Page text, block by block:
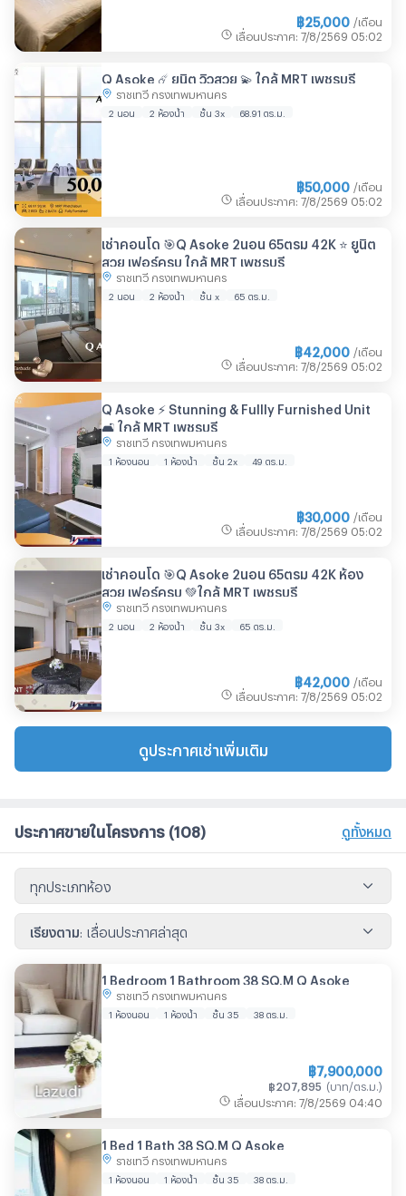
฿25,000 /เดือน
เลื่อนประกาศ : 7/8/2569 05:02
Q Asoke ☄️ ยูนิต วิวสวย 💫 ใกล้ MRT เพชรบุรี
ราชเทวี กรุงเทพมหานคร
2 นอน 2 ห้องน้ำ ชั้น 3x 68.91 ตร.ม.
฿50,000 /เดือน
เลื่อนประกาศ : 7/8/2569 05:02
เช่าคอนโด 🎯Q Asoke 2นอน 65ตรม 42K ⭐ ยูนิต
สวย เฟอร์ครบ ใกล้ MRT เพชรบุรี
ราชเทวี กรุงเทพมหานคร
2 นอน 2 ห้องน้ำ ชั้น x 65 ตร.ม.
฿42,000 /เดือน
เลื่อนประกาศ : 7/8/2569 05:02
Q Asoke ⚡ Stunning & Fullly Furnished Unit
🛋️ ใกล้ MRT เพชรบุรี
ราชเทวี กรุงเทพมหานคร
1 ห้องนอน 1 ห้องน้ำ ชั้น 2x 49 ตร.ม.
฿30,000 /เดือน
เลื่อนประกาศ : 7/8/2569 05:02
เช่าคอนโด 🎯Q Asoke 2นอน 65ตรม 42K ห้อง
สวย เฟอร์ครบ 💚ใกล้ MRT เพชรบุรี
ราชเทวี กรุงเทพมหานคร
2 นอน 2 ห้องน้ำ ชั้น 3x 65 ตร.ม.
฿42,000 /เดือน
เลื่อนประกาศ : 7/8/2569 05:02
ดูประกาศเช่าเพิ่มเติม
ประกาศขายในโครงการ (108) ดูทั้งหมด
ทุกประเภทห้อง
เรียงตาม เลื่อนประกาศล่าสุด
1 Bedroom 1 Bathroom 38 SQ.M Q Asoke
ราชเทวี กรุงเทพมหานคร
1 ห้องนอน 1 ห้องน้ำ ชั้น 35 38 ตร.ม.
฿7,900,000
฿ 207,895 (บาท/ตร.ม. )
เลื่อนประกาศ : 7/8/2569 04:40
1 Bed 1 Bath 38 SQ.M Q Asoke
ราชเทวี กรุงเทพมหานคร
1 ห้องนอน 1 ห้องน้ำ ชั้น 35 38 ตร.ม.